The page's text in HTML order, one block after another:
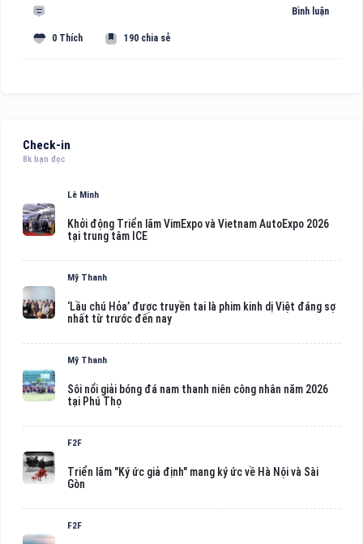
Bình luận
0 Thích 190 chia sẻ
Check-in
8k bạn đọc
Lê Minh
Khởi động Triển lãm VimExpo và Vietnam AutoExpo 2026
tại trung tâm ICE
Mỹ Thanh
‘Lầu chú Hỏa’ được truyền tai là phim kinh dị Việt đáng sợ
nhất từ trước đến nay
Mỹ Thanh
Sôi nổi giải bóng đá nam thanh niên công nhân năm 2026
tại Phú Thọ
F2F
Triển lãm "Ký ức giả định" mang ký ức về Hà Nội và Sài
Gòn
F2F